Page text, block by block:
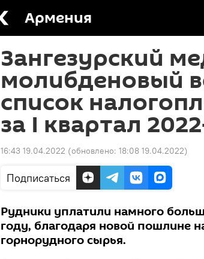
Армения
Зангезурский
молибденовый
список
за I квартал
16:43 19.04.2022 (обновлено: 18:08 19.04.2022)
Подписаться
Рудники уплатили намного
году, благодаря новой пошлине
горнорудного сырья.